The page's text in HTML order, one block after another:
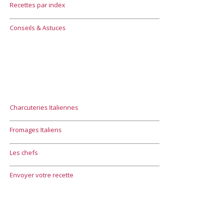
Recettes par index
Conseils & Astuces
Charcuteries Italiennes
Fromages Italiens
Les chefs
Envoyer votre recette